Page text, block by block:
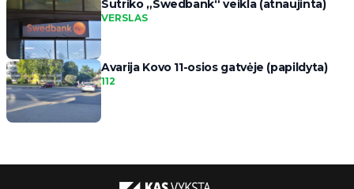
Sutriko „Swedbank“ veikla (atnaujinta)
VERSLAS
Avarija Kovo 11-osios gatvėje (papildyta)
112